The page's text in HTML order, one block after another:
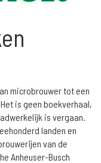
microbrouwer tot een
is geen boekverhaal,
is vergaan.
landen en
van de
Anheuser-Busch